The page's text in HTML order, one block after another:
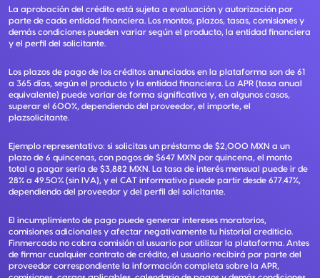
La aprobación del crédito está sujeta a evaluación y autorización por
parte de cada entidad financiera. Los montos, plazos, tasas, comisiones y
demás condiciones pueden variar según el producto, la entidad financiera
y el perfil del solicitante.
Los plazos de pago de los créditos anunciados en la plataforma son de 61
a 365 días, según el producto y la entidad financiera. La APR (tasa anual
equivalente) puede variar de forma significativa y, en algunos casos,
superar el 600%, dependiendo del proveedor, el importe, el
plazsolicitante.
Ejemplo representativo: si solicitas un préstamo de $2,000 MXN a un
plazo de 6 quincenas, con pagos de $647 MXN por quincena, el monto
total a pagar sería de $3,882 MXN. La tasa de interés mensual puede ir de
28% a 49.50% (sin IVA), y el CAT informativo puede partir desde 677.47%,
dependiendo del proveedor y del perfil del solicitante.
El incumplimiento de pago puede generar intereses moratorios,
comisiones adicionales y afectar negativamente tu historial crediticio.
Finmercado no cobra comisión al usuario por utilizar la plataforma. Antes
de firmar cualquier contrato de crédito, el usuario recibirá por parte del
proveedor correspondiente la información completa sobre la APR,